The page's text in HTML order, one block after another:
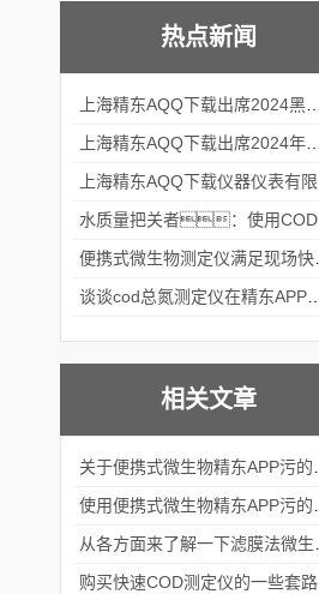
热点新闻
相关文章
购买快速COD测定仪的一些套路